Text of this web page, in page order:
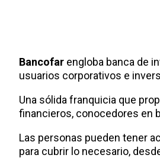
Bancofar engloba banca de
usuarios corporativos e
Una sólida franquicia que
financieros, conocedores en
Las personas pueden tener
para cubrir lo necesario,